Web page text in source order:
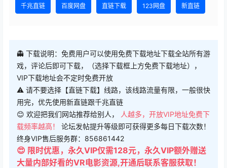
千兆直链 百度网盘 直链下载 123网盘 新直链
👻 下载说明：免费用户可以使用免费下载地址下载全站所有游
戏，评论后即可下载，（选择下载框上方免费下载地址），
VIP下载地址会不定时免费开放
⚠ 请不要选择【直链下载】线路，该线路流量有限，一般很快
用完，优先使用新直链跟千兆直链
😊 欢迎把我们网站推荐给别人，
人越多，开放VIP地址免费下
载频率越高！ 论坛发帖提升等级即可获得更多每日下载次数！
终身VIP售后服务群：856861442
😍 限时优惠，永久VIP仅需128元，永久VIP额外赠送
大量内部好看的VR电影资源,开通后联系客服获取！